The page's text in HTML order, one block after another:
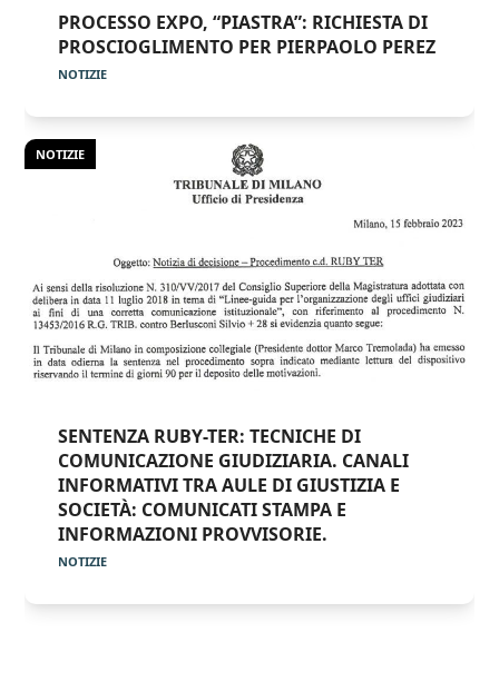
PROCESSO EXPO, “PIASTRA”: RICHIESTA DI
PROSCIOGLIMENTO PER PIERPAOLO PEREZ
NOTIZIE
NOTIZIE
SENTENZA RUBY-TER: TECNICHE DI
COMUNICAZIONE GIUDIZIARIA. CANALI
INFORMATIVI TRA AULE DI GIUSTIZIA E
SOCIETÀ: COMUNICATI STAMPA E
INFORMAZIONI PROVVISORIE.
NOTIZIE